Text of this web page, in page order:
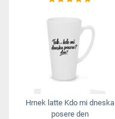
Hrnek latte Kdo mi dneska
posere den